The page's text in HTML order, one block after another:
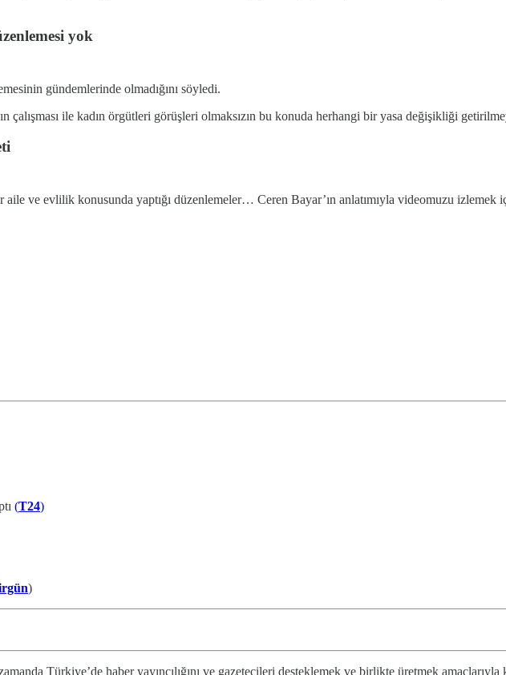
yok
gündemlerinde olmadığını söyledi.
ile kadın örgütleri görüşleri olmaksızın bu konuda herhangi bir yasa değişikliği
aile ve evlilik konusunda yaptığı düzenlemeler… Ceren Bayar’ın anlatımıyla videomuzu izlemek
(T24)
)
Türkiye’de haber yayıncılığını ve gazetecileri desteklemek ve birlikte üretmek amaçlarıyla